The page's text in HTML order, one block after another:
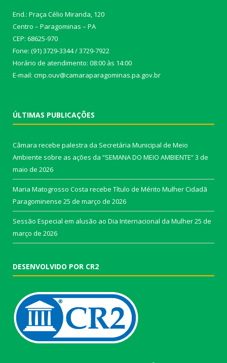
End.: Praça Célio Miranda, 120
Centro – Paragominas – PA
CEP: 68625-970
Fone: (91) 3729-3344 / 3729-7922
Horário de atendimento: 08:00 às 14:00
E-mail: cmp.ouv@camaraparagominas.pa.gov.br
ÚLTIMAS PUBLICAÇÕES
Câmara recebe palestra da Secretária Municipal de Meio
Ambiente sobre as ações da “SEMANA DO MEIO AMBIENTE”3 de
maio de 2026
Maria Matogrosso Costa recebe Título de Mérito Mulher Cidadã
Paragominense 25 de março de 2026
Sessão Especial em alusão ao Dia Internacional da Mulher25 de
março de 2026
DESENVOLVIDO POR CR2